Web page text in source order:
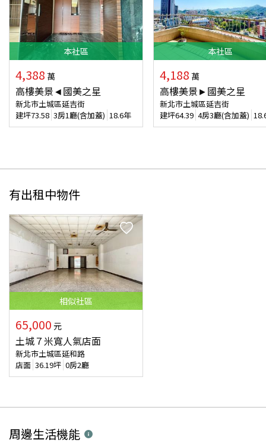
本社區
4,388 萬
高樓美景◄國美之星
新北市土城區延吉街
建坪73.58 3房1廳(含加蓋) 18.6年
本社區
4,188 萬
高樓美景►國美之星
新北市土城區延吉街
建坪64.39 4房3廳(含加蓋)
有出租中物件
相似社區
65,000 元
土城７米寬人氣店面
新北市土城區延和路
店面 36.19坪 0房2廳
周邊生活機能